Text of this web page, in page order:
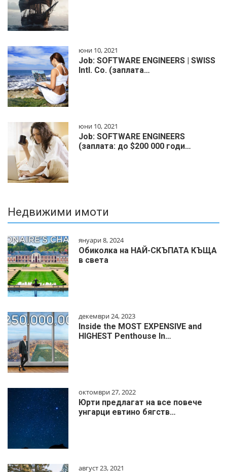
юни 10, 2021
Job: SOFTWARE ENGINEERS | SWISS
Intl. Co. (заплата…
юни 10, 2021
Job: SOFTWARE ENGINEERS
(заплата: до $200 000 годи…
Недвижими имоти
януари 8, 2024
Обиколка на НАЙ-СКЪПАТА КЪЩА
в света
декември 24, 2023
Inside the MOST EXPENSIVE and
HIGHEST Penthouse In…
октомври 27, 2022
Юрти предлагат на все повече
унгарци евтино бягств…
август 23, 2021